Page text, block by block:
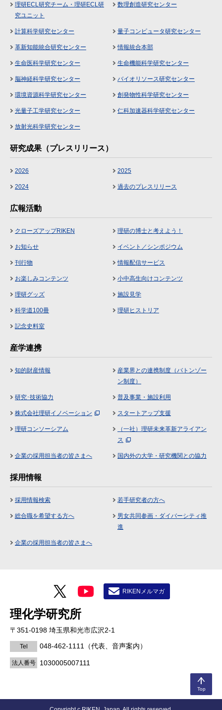
Top
理研ECL研究チーム・理研ECL研
究ユニット
数理創造研究センター
計算科学研究センター 量子コンピュータ研究センター
革新知能統合研究センター 情報統合本部
生命医科学研究センター 生命機能科学研究センター
脳神経科学研究センター バイオリソース研究センター
環境資源科学研究センター 創発物性科学研究センター
光量子工学研究センター 仁科加速器科学研究センター
放射光科学研究センター
研究成果（プレスリリース）
2026 2025
2024 過去のプレスリリース
広報活動
クローズアップRIKEN 理研の博士と考えよう！
お知らせ イベント／シンポジウム
刊行物 情報配信サービス
お楽しみコンテンツ 小中高生向けコンテンツ
理研グッズ 施設見学
科学道100冊 理研ヒストリア
記念史料室
産学連携
知的財産情報
産業界との連携制度（バトンゾー
ン制度）
研究･技術協力 普及事業・施設利用
株式会社理研イノベーション スタートアップ支援
理研コンソーシアム
（一社）理研未来革新アライアン
ス
企業の採用担当者の皆さまへ 国内外の大学・研究機関との協力
採用情報
採用情報検索 若手研究者の方へ
総合職を希望する方へ
男女共同参画・ダイバーシティ推
進
企業の採用担当者の皆さまへ
理化学研究所
〒351-0198 埼玉県和光市広沢2-1
Tel 048-462-1111 （代表、音声案内）
法人番号 1030005007111
RIKENメルマガ